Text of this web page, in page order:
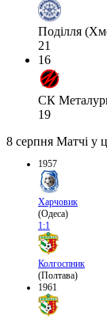
Поділля
21
16
СК
19
8 серпня Матчі у
1957
Харчовик
(Одеса)
1:1
Колгоспник
(Полтава)
1961